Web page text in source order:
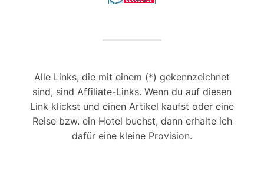
Alle Links, die mit einem (*) gekennzeichnet
sind, sind Affiliate-Links. Wenn du auf diesen
Link klickst und einen Artikel kaufst oder eine
Reise bzw. ein Hotel buchst, dann erhalte ich
dafür eine kleine Provision.